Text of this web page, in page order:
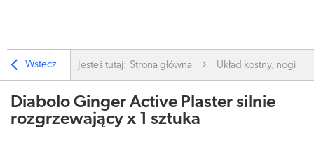
Wstecz Jesteś tutaj: Strona główna Układ kostny, nogi
Diabolo Ginger Active Plaster silnie
rozgrzewający x 1 sztuka